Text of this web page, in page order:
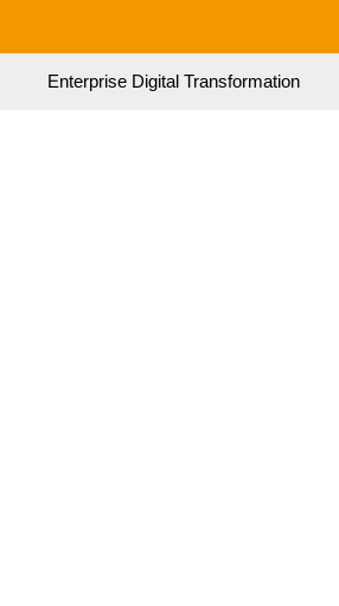
Enterprise Digital Transformation